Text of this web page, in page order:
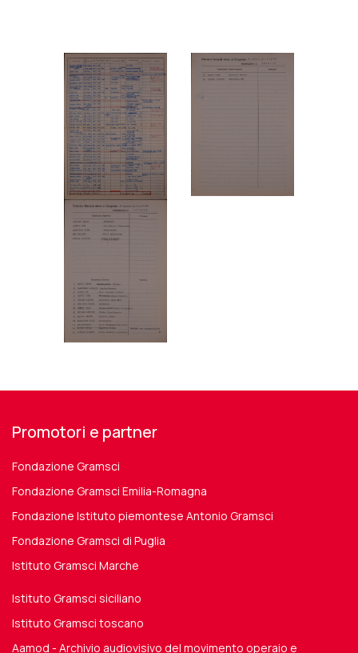
Promotori e partner
Fondazione Gramsci
Fondazione Gramsci Emilia-Romagna
Fondazione Istituto piemontese Antonio Gramsci
Fondazione Gramsci di Puglia
Istituto Gramsci Marche
Istituto Gramsci siciliano
Istituto Gramsci toscano
Aamod - Archivio audiovisivo del movimento operaio e